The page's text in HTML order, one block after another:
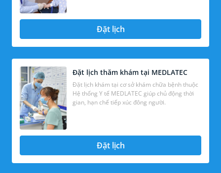
Đặt lịch
Đặt lịch thăm khám tại MEDLATEC
Đặt lịch khám tại cơ sở khám chữa bệnh thuộc
Hệ thống Y tế MEDLATEC giúp chủ động thời
gian, hạn chế tiếp xúc đông người.
Đặt lịch